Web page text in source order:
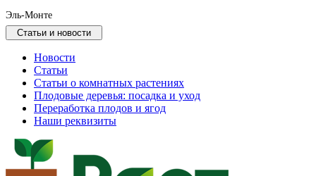
Эль-Монте
Статьи и новости
Новости
Статьи
Статьи о комнатных растениях
Плодовые деревья: посадка и уход
Переработка плодов и ягод
Наши реквизиты